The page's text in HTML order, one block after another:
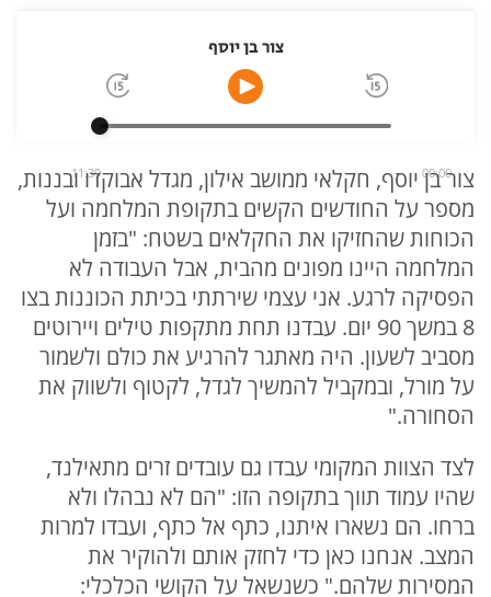
צור בן יוסף
00:00
11:39
צור בן יוסף, חקלאי ממושב אילון, מגדל אבוקדו ובננות,
מספר על החודשים הקשים בתקופת המלחמה ועל
הכוחות שהחזיקו את החקלאים בשטח: "בזמן
המלחמה היינו מפונים מהבית, אבל העבודה לא
הפסיקה לרגע. אני עצמי שירתתי בכיתת הכוננות בצו
8 במשך 90 יום. עבדנו תחת מתקפות טילים ויירוטים
מסביב לשעון. היה מאתגר להרגיע את כולם ולשמור
על מורל, ובמקביל להמשיך לגדל, לקטוף ולשווק את
הסחורה."
לצד הצוות המקומי עבדו גם עובדים זרים מתאילנד,
שהיו עמוד תווך בתקופה הזו: "הם לא נבהלו ולא
ברחו. הם נשארו איתנו, כתף אל כתף, ועבדו למרות
המצב. אנחנו כאן כדי לחזק אותם ולהוקיר את
המסירות שלהם." כשנשאל על הקושי הכלכלי: